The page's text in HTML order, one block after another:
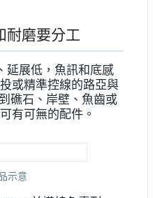
耐磨要分工
延展低，魚訊和底感
或精準控線的路亞與
礁石、岸壁、魚齒或
有可無的配件。
示意